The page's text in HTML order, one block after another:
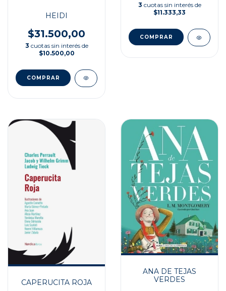
HEIDI
$31.500,00
3 cuotas sin interés de
$10.500,00
3 cuotas sin interés de
$11.333,33
CAPERUCITA ROJA
ANA DE TEJAS
VERDES